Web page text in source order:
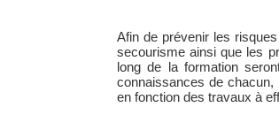
Afin de prévenir les
secourisme ainsi que les
long de la formation
connaissances de chacun,
en fonction des travaux à